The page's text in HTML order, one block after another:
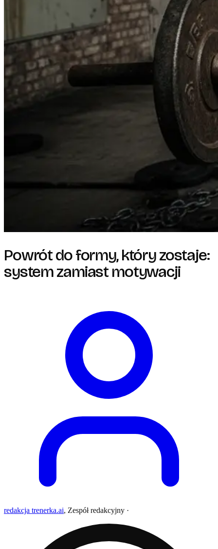
Powrót do formy, który zostaje:
system zamiast motywacji
redakcja trenerka.ai, Zespół redakcyjny ·